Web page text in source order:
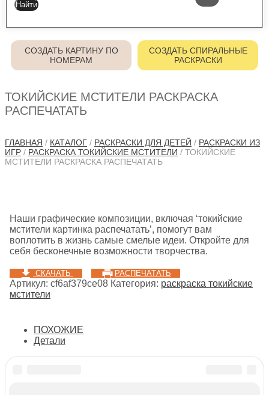
СОЗДАТЬ КАРТИНУ ПО
НОМЕРАМ
СОЗДАТЬ СПИРАЛЬНЫЕ
РАСКРАСКИ
ТОКИЙСКИЕ МСТИТЕЛИ РАСКРАСКА
РАСПЕЧАТАТЬ
ГЛАВНАЯ / КАТАЛОГ / РАСКРАСКИ ДЛЯ ДЕТЕЙ / РАСКРАСКИ ИЗ
ИГР / РАСКРАСКА ТОКИЙСКИЕ МСТИТЕЛИ / ТОКИЙСКИЕ
МСТИТЕЛИ РАСКРАСКА РАСПЕЧАТАТЬ
Наши графические композиции, включая ‘токийские
мстители картинка распечатать’, помогут вам
воплотить в жизнь самые смелые идеи. Откройте для
себя бесконечные возможности творчества.
СКАЧАТЬ РАСПЕЧАТАТЬ
Артикул: cf6af379ce08 Категория: раскраска токийские
мстители
ПОХОЖИЕ
Детали